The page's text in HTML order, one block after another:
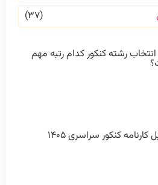
(۳۷)
انتخاب رشته کنکور کدام رتبه مهم
کارنامه کنکور سراسری ۱۴۰۵